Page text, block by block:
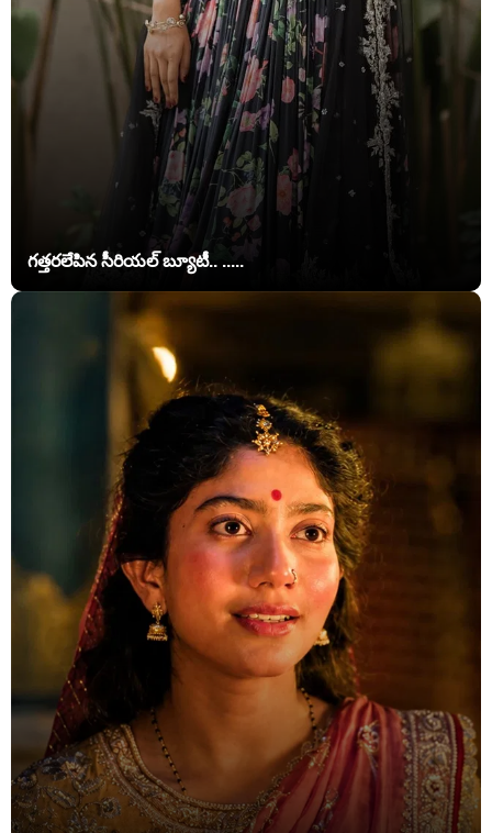
గత్తరలేపిన సీరియల్ బ్యూటీ.. .....